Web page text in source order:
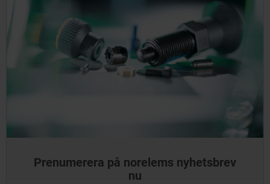
Prenumerera på norelems nyhetsbrev
nu